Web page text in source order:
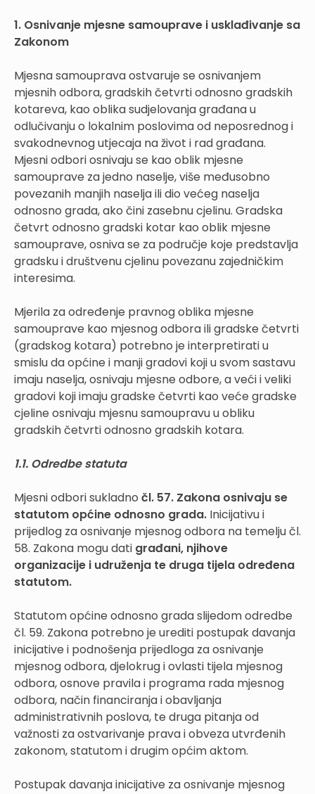
1. Osnivanje mjesne samouprave i usklađivanje sa
Zakonom
Mjesna samouprava ostvaruje se osnivanjem
mjesnih odbora, gradskih četvrti odnosno gradskih
kotareva, kao oblika sudjelovanja građana u
odlučivanju o lokalnim poslovima od neposrednog i
svakodnevnog utjecaja na život i rad građana.
Mjesni odbori osnivaju se kao oblik mjesne
samouprave za jedno naselje, više međusobno
povezanih manjih naselja ili dio većeg naselja
odnosno grada, ako čini zasebnu cjelinu. Gradska
četvrt odnosno gradski kotar kao oblik mjesne
samouprave, osniva se za područje koje predstavlja
gradsku i društvenu cjelinu povezanu zajedničkim
interesima.
Mjerila za određenje pravnog oblika mjesne
samouprave kao mjesnog odbora ili gradske četvrti
(gradskog kotara) potrebno je interpretirati u
smislu da općine i manji gradovi koji u svom sastavu
imaju naselja, osnivaju mjesne odbore, a veći i veliki
gradovi koji imaju gradske četvrti kao veće gradske
cjeline osnivaju mjesnu samoupravu u obliku
gradskih četvrti odnosno gradskih kotara.
1.1. Odredbe statuta
Mjesni odbori sukladno čl. 57. Zakona osnivaju se
statutom općine odnosno grada. Inicijativu i
prijedlog za osnivanje mjesnog odbora na temelju čl.
58. Zakona mogu dati građani, njihove
organizacije i udruženja te druga tijela određena
statutom.
Statutom općine odnosno grada slijedom odredbe
čl. 59. Zakona potrebno je urediti postupak davanja
inicijative i podnošenja prijedloga za osnivanje
mjesnog odbora, djelokrug i ovlasti tijela mjesnog
odbora, osnove pravila i programa rada mjesnog
odbora, način financiranja i obavljanja
administrativnih poslova, te druga pitanja od
važnosti za ostvarivanje prava i obveza utvrđenih
zakonom, statutom i drugim općim aktom.
Postupak davanja inicijative za osnivanje mjesnog